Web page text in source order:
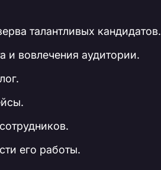
талантливых кандидатов.
и вовлечения аудитории.
его работы.